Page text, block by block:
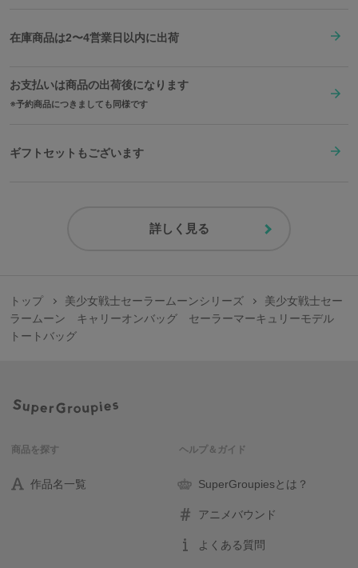
在庫商品は2〜4営業日以内に出荷
お支払いは商品の出荷後になります
予約商品につきましても同様です
ギフトセットもございます
詳しく見る
トップ 美少女戦士セーラームーンシリーズ
美少女戦士セー
ラームーン キャリーオンバッグ セーラーマーキュリーモデル
トートバッグ
商品を探す
作品名一覧
ヘルプ＆ガイド
SuperGroupiesとは？
アニメバウンド
よくある質問